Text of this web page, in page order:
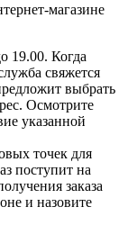
магазине
19.00. Когда
свяжется
выбрать
Осмотрите
указанной
точек для
поступит на
заказа
и назовите